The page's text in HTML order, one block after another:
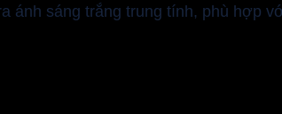
ánh sáng trắng trung tính, phù hợp